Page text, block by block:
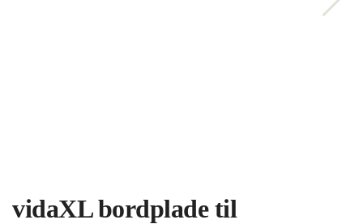
vidaXL bordplade til